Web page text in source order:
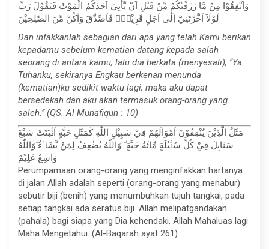
وَاَنْفِقُوْا مِنْ مَّا رَزَقْنٰكُمْ مِّنْ قَبْلِ اَنْ يَّأْتِيَ اَحَدَكُمُ الْمَوْتُ فَيَقُوْلَ رَبِّ
لَوْلَآ اَخَّرْتَنِيْٓ اِلٰٓى اَجَلٍ قَرِيْبٍۚ فَاَصَّدَّقَ وَاَكُنْ مِّنَ الصّٰلِحِيْنَ
Dan infakkanlah sebagian dari apa yang telah Kami berikan
kepadamu sebelum kematian datang kepada salah
seorang di antara kamu; lalu dia berkata (menyesali), “Ya
Tuhanku, sekiranya Engkau berkenan menunda
(kematian)ku sedikit waktu lagi, maka aku dapat
bersedekah dan aku akan termasuk orang-orang yang
saleh.” (QS. Al Munafiqun : 10)
مَثَلُ الَّذِيْنَ يُنْفِقُوْنَ اَمْوَالَهُمْ فِيْ سَبِيْلِ اللّٰهِ كَمَثَلِ حَبَّةٍ اَنْۢبَتَتْ سَبْعَ
سَنَابِلَ فِيْ كُلِّ سُنْۢبُلَةٍ مِّائَةُ حَبَّةٍ ۗ وَاللّٰهُ يُضٰعِفُ لِمَنْ يَّشَاۤءُ ۗوَاللّٰهُ
وَاسِعٌ عَلِيْمٌ
Perumpamaan orang-orang yang menginfakkan hartanya
di jalan Allah adalah seperti (orang-orang yang menabur)
sebutir biji (benih) yang menumbuhkan tujuh tangkai, pada
setiap tangkai ada seratus biji. Allah melipatgandakan
(pahala) bagi siapa yang Dia kehendaki. Allah Mahaluas lagi
Maha Mengetahui. (Al-Baqarah ayat 261)